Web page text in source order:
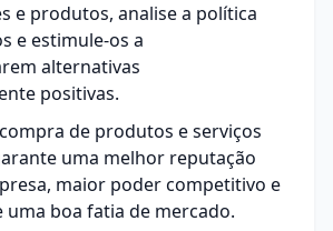
e produtos, analise a política
e estimule-os a
alternativas
positivas.
de produtos e serviços
uma melhor reputação
maior poder competitivo e
uma boa fatia de mercado.